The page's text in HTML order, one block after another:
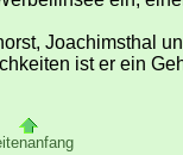
Joachimsthal
ist er ein